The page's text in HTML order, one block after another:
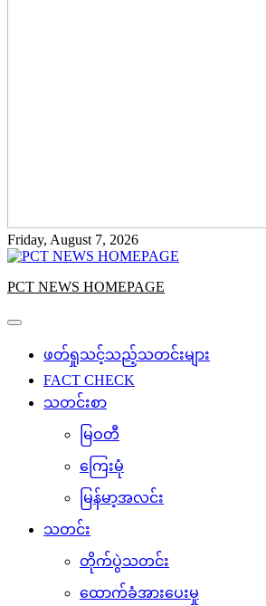
Friday, August 7, 2026
PCT NEWS HOMEPAGE
ဖတ်ရှုသင့်သည့်သတင်းများ
FACT CHECK
သတင်းစာ
မြဝတီ
ကြေးမုံ
မြန်မာ့အလင်း
သတင်း
တိုက်ပွဲသတင်း
ထောက်ခံအားပေးမှု